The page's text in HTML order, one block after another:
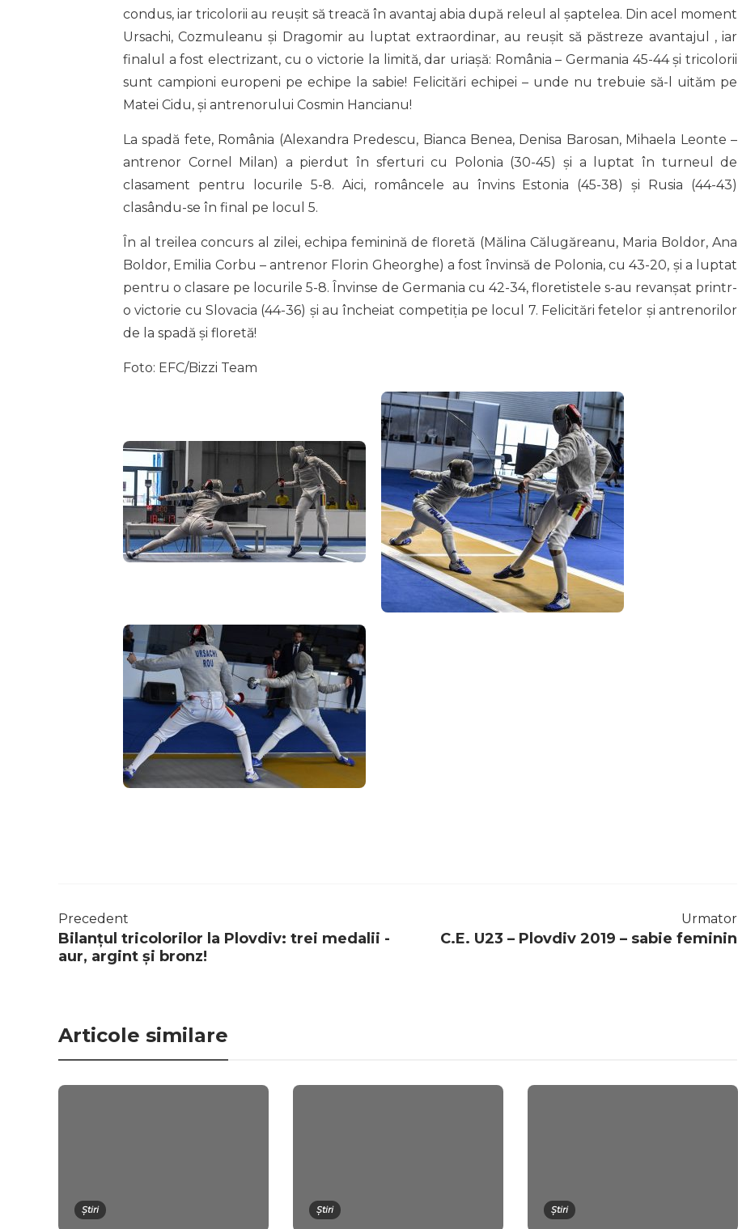
condus, iar tricolorii au reușit să treacă în avantaj abia după releul al șaptelea. Din acel moment
Ursachi, Cozmuleanu și Dragomir au luptat extraordinar, au reușit să păstreze avantajul , iar
finalul a fost electrizant, cu o victorie la limită, dar uriașă: România – Germania 45-44 și tricolorii
sunt campioni europeni pe echipe la sabie! Felicitări echipei – unde nu trebuie să-l uităm pe
Matei Cidu, și antrenorului Cosmin Hancianu!
La spadă fete, România (Alexandra Predescu, Bianca Benea, Denisa Barosan, Mihaela Leonte –
antrenor Cornel Milan) a pierdut în sferturi cu Polonia (30-45) și a luptat în turneul de
clasament pentru locurile 5-8. Aici, româncele au învins Estonia (45-38) și Rusia (44-43)
clasându-se în final pe locul 5.
În al treilea concurs al zilei, echipa feminină de floretă (Mălina Călugăreanu, Maria Boldor, Ana
Boldor, Emilia Corbu – antrenor Florin Gheorghe) a fost învinsă de Polonia, cu 43-20, și a luptat
pentru o clasare pe locurile 5-8. Învinse de Germania cu 42-34, floretistele s-au revanșat printr-
o victorie cu Slovacia (44-36) și au încheiat competiția pe locul 7. Felicitări fetelor și antrenorilor
de la spadă și floretă!
Foto: EFC/Bizzi Team
Precedent
Bilanțul tricolorilor la Plovdiv: trei medalii -
aur, argint și bronz!
Urmator
C.E. U23 – Plovdiv 2019 – sabie feminin
Articole similare
Știri Știri Știri